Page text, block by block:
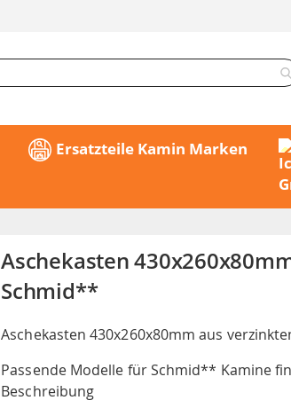
Ersatzteile Kamin Marken
Aschekasten
Schmid**
Aschekasten 430x260x80mm aus
Passende Modelle für Schmid** Kamine
Beschreibung